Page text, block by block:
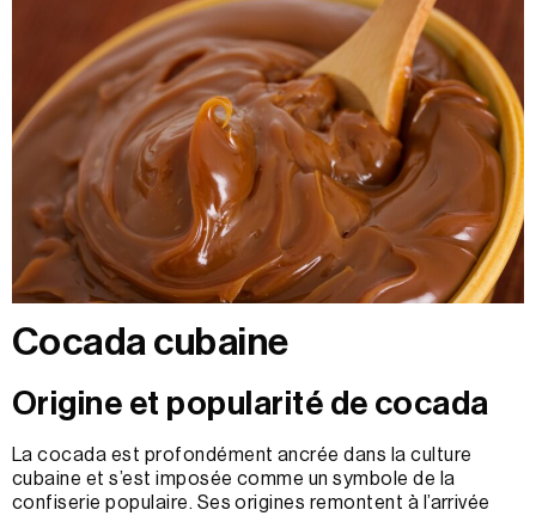
Cocada cubaine
Origine et popularité de cocada
La cocada est profondément ancrée dans la culture
cubaine et s’est imposée comme un symbole de la
confiserie populaire. Ses origines remontent à l’arrivée